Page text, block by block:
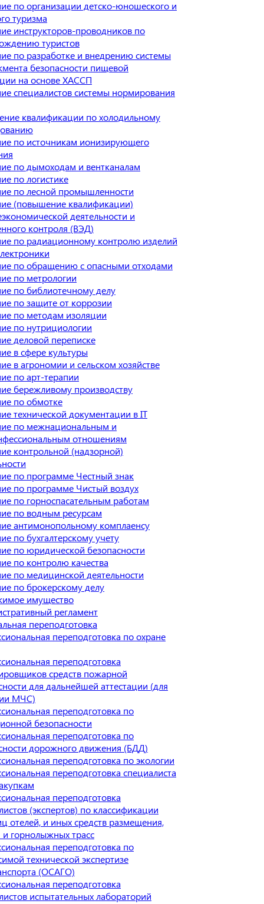
по организации детско-юношеского и
туризма
инструкторов-проводников по
туристов
по разработке и внедрению системы
безопасности пищевой
на основе ХАССП
специалистов системы нормирования
квалификации по холодильному
по источникам ионизирующего
по дымоходам и вентканалам
по логистике
по лесной промышленности
(повышение квалификации)
деятельности и
контроля (ВЭД)
по радиационному контролю изделий
по обращению с опасными отходами
по метрологии
по библиотечному делу
по защите от коррозии
по методам изоляции
по нутрициологии
деловой переписке
в сфере культуры
в агрономии и сельском хозяйстве
по арт-терапии
бережливому производству
по обмотке
технической документации в IT
по межнациональным и
отношениям
контрольной (надзорной)
по программе Честный знак
по программе Чистый воздух
по горноспасательным работам
по водным ресурсам
антимонопольному комплаенсу
по бухгалтерскому учету
по юридической безопасности
по контролю качества
по медицинской деятельности
по брокерскому делу
имущество
регламент
переподготовка
переподготовка по охране
переподготовка
средств пожарной
для дальнейшей аттестации (для
МЧС)
переподготовка по
безопасности
переподготовка по
дорожного движения (БДД)
переподготовка по экологии
переподготовка специалиста
переподготовка
(экспертов) по классификации
отелей, и иных средств размещения,
горнолыжных трасс
переподготовка по
технической экспертизе
(ОСАГО)
переподготовка
испытательных лабораторий